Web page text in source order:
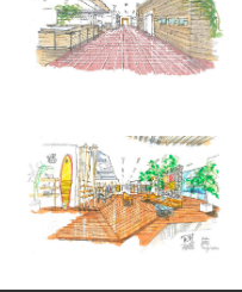
MAGAZINE
ABOUT SITE